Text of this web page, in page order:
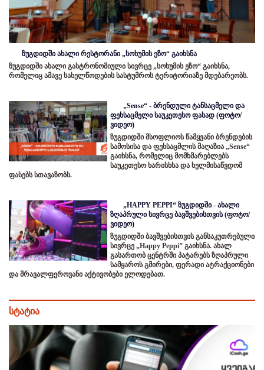
ზუგდიდში ახალი რესტორანი „სოხუმის ეზო“ გაიხსნა
ზუგდიდში ახალი გასტრონომიული სივრცე „სოხუმის ეზო“ გაიხსნა,
რომელიც ამავე სახელწოდების სასტუმროს ტერიტორიაზე მდებარეობს.
„Sense“ - ბრენდული ტანსაცმელი და
ფეხსაცმელი საუკეთესო ფასად (ფოტო/
ვიდეო)
ზუგდიდში მსოფლიოს წამყვანი ბრენდების
სამოსისა და ფეხსაცმლის მაღაზია „Sense“
გაიხსნა, რომელიც მომხმარებლებს
საუკეთესო ხარისხსა და ხელმისაწვდომ
ფასებს სთავაზობს.
„HAPPY PEPPI“ ზუგდიდში - ახალი
ზღაპრული სივრცე ბავშვებისთვის (ფოტო/
ვიდეო)
ზუგდიდში ბავშვებისთვის განსაკუთრებული
სივრცე „Happy Peppi” გაიხსნა. ახალ
გასართობ ცენტრში პატარებს ზღაპრული
სამყაროს გმირები, ფერადი ატრაქციონები
და მრავალფეროვანი აქტივობები ელოდებათ.
სტატია